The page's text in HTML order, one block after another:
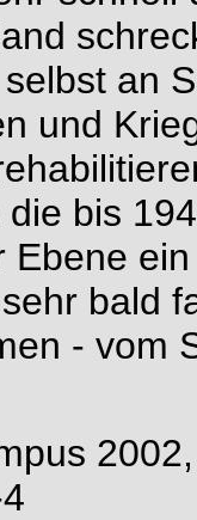
an
und
bis
bald
- vom
2002,